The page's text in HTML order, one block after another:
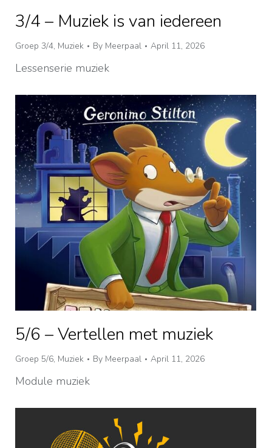
3/4 – Muziek is van iedereen
Groep 3/4, Muziek By Meerpaal April 11, 2026
Lessenserie muziek
5/6 – Vertellen met muziek
Groep 5/6, Muziek By Meerpaal April 11, 2026
Module muziek